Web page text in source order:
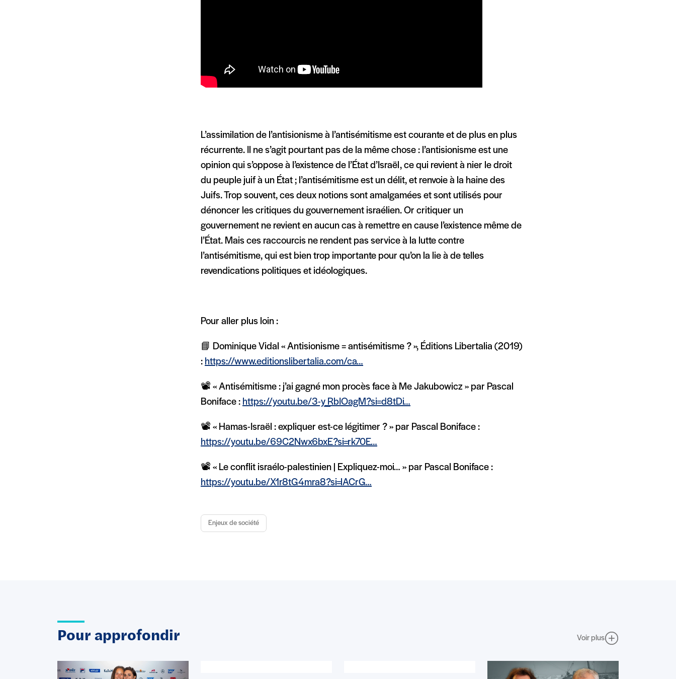
L’assimilation de l’antisionisme à l’antisémitisme est courante et de plus en plus
récurrente. Il ne s’agit pourtant pas de la même chose : l’antisionisme est une
opinion qui s’oppose à l’existence de l’État d’Israël, ce qui revient à nier le droit
du peuple juif à un État ; l’antisémitisme est un délit, et renvoie à la haine des
Juifs. Trop souvent, ces deux notions sont amalgamées et sont utilisés pour
dénoncer les critiques du gouvernement israélien. Or critiquer un
gouvernement ne revient en aucun cas à remettre en cause l’existence même de
l’État. Mais ces raccourcis ne rendent pas service à la lutte contre
l’antisémitisme, qui est bien trop importante pour qu’on la lie à de telles
revendications politiques et idéologiques.
Pour aller plus loin :
📘 Dominique Vidal « Antisionisme = antisémitisme ? », Éditions Libertalia (2019)
: https://www.editionslibertalia.com/ca…
📽️ « Antisémitisme : j’ai gagné mon procès face à Me Jakubowicz » par Pascal
Boniface : https://youtu.be/3-y_RbIOagM?si=d8tDi…
📽️ « Hamas-Israël : expliquer est-ce légitimer ? » par Pascal Boniface :
https://youtu.be/69C2Nwx6bxE?si=rk70E…
📽️ « Le conflit israélo-palestinien | Expliquez-moi… » par Pascal Boniface :
https://youtu.be/X1r8tG4mra8?si=lACrG…
Enjeux de société
Pour approfondir Voir plus